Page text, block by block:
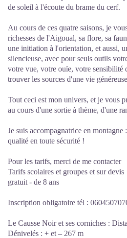
de soleil à l'écoute du brame du cerf.
Au cours de ces quatre saisons, je
richesses de l'Aigoual, sa flore, sa
une initiation à l'orientation, et aussi,
silencieuse, avec pour seuls outils
votre vue, votre ouïe, votre sensibilité
trouver les sources d'une vie
Tout ceci est mon univers, et je vous
au cours d'une sortie à thème, d'une
Je suis accompagnatrice en
qualité en toute sécurité !
Pour les tarifs, merci de me contacter
Tarifs scolaires et groupes et sur devis
gratuit - de 8 ans
Inscription obligatoire tél :
Le Causse Noir et ses corniches :
Dénivelés : + et – 267 m